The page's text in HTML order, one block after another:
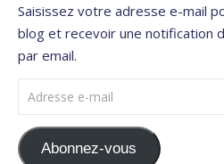
Saisissez votre adresse e-mail
blog et recevoir une notification
par email.
Adresse e-mail
Abonnez-vous